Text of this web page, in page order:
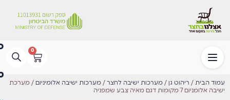
0
עמוד הבית / ריהוט גן / מערכות ישיבה לחצר / מערכות ישיבה אלומיניום
/ ⁦מערכת
ישיבה אלומניום 7 מקומות דגם מאיה⁩ צבע שמפניה